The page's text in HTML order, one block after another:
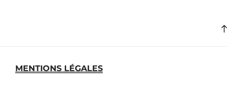
MENTIONS LÉGALES